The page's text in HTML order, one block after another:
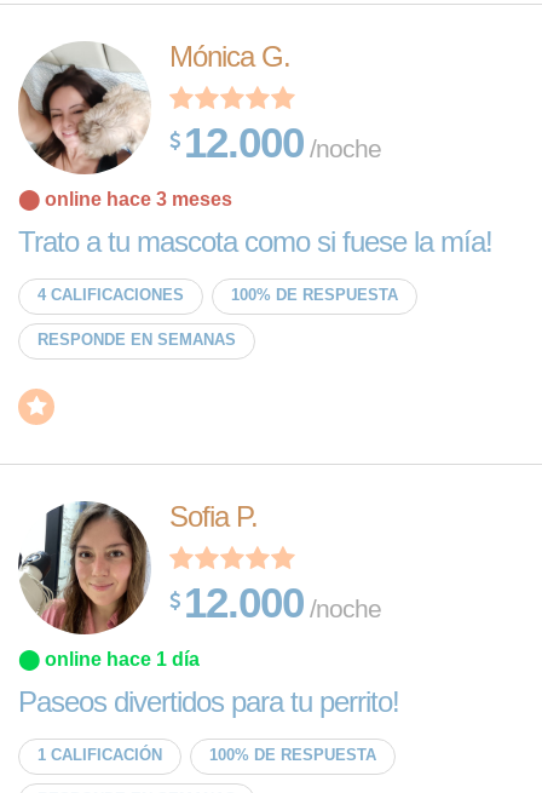
Mónica G.
12.000 /noche
⬤ online hace 3 meses
Trato a tu mascota como si fuese la mía!
4 CALIFICACIONES 100% DE RESPUESTA
RESPONDE EN SEMANAS
Sofia P.
12.000 /noche
⬤ online hace 1 día
Paseos divertidos para tu perrito!
1 CALIFICACIÓN 100% DE RESPUESTA